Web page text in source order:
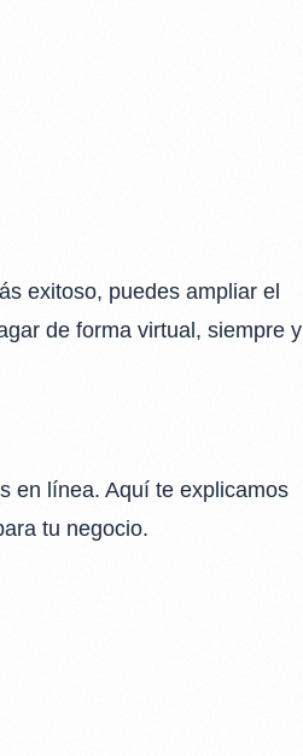
exitoso, puedes ampliar el
de forma virtual, siempre y
en línea. Aquí te explicamos
tu negocio.